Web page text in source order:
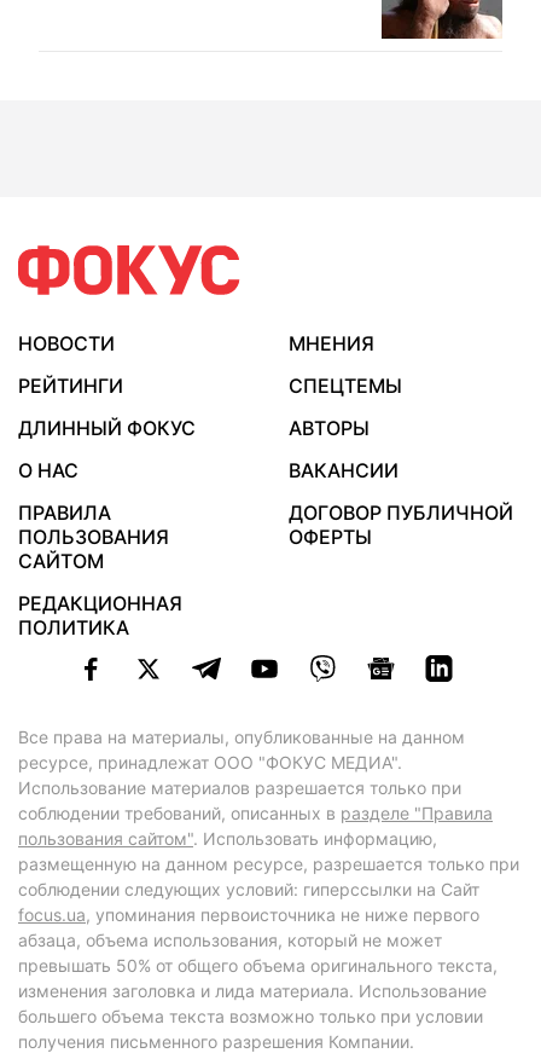
НОВОСТИ
МНЕНИЯ
РЕЙТИНГИ
СПЕЦТЕМЫ
ДЛИННЫЙ ФОКУС
АВТОРЫ
О НАС
ВАКАНСИИ
ПРАВИЛА
ПОЛЬЗОВАНИЯ
САЙТОМ
ДОГОВОР ПУБЛИЧНОЙ
ОФЕРТЫ
РЕДАКЦИОННАЯ
ПОЛИТИКА
Все права на материалы, опубликованные на данном
ресурсе, принадлежат ООО "ФОКУС МЕДИА".
Использование материалов разрешается только при
соблюдении требований, описанных в разделе "Правила
пользования сайтом". Использовать информацию,
размещенную на данном ресурсе, разрешается только при
соблюдении следующих условий: гиперссылки на Сайт
focus.ua, упоминания первоисточника не ниже первого
абзаца, объема использования, который не может
превышать 50% от общего объема оригинального текста,
изменения заголовка и лида материала. Использование
большего объема текста возможно только при условии
получения письменного разрешения Компании.